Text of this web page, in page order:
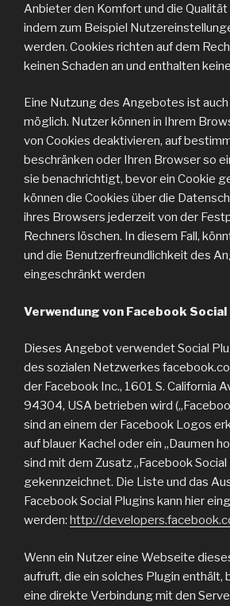
Anbieter den Komfort und die Qualität
indem zum Beispiel
werden. Cookies richten auf dem
keinen Schaden an und enthalten
Eine Nutzung des Angebotes ist
möglich. Nutzer können in Ihrem
von Cookies deaktivieren, auf
beschränken oder Ihren Browser so
sie benachrichtigt, bevor ein Cookie
können die Cookies über die
ihres Browsers jederzeit von der
Rechners löschen. In diesem Fall,
und die Benutzerfreundlichkeit des
eingeschränkt werden
Verwendung von Facebook Social
Dieses Angebot verwendet Social
des sozialen Netzwerkes
der Facebook Inc., 1601 S. California
94304, USA betrieben wird
sind an einem der Facebook Logos
auf blauer Kachel oder ein „Daumen
sind mit dem Zusatz „Facebook Social
gekennzeichnet. Die Liste und das
Facebook Social Plugins kann hier
werden: http://
Wenn ein Nutzer eine Webseite
aufruft, die ein solches Plugin enthält,
eine direkte Verbindung mit den